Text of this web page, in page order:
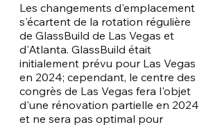
Les changements d'emplacement
s'écartent de la rotation régulière
de GlassBuild de Las Vegas et
d'Atlanta. GlassBuild était
initialement prévu pour Las Vegas
en 2024; cependant, le centre des
congrès de Las Vegas fera l'objet
d'une rénovation partielle en 2024
et ne sera pas optimal pour